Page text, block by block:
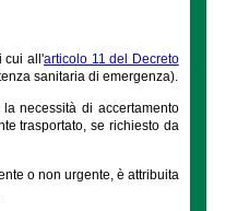
cui all'articolo 11 del Decreto
sanitaria di emergenza).
necessità di accertamento
trasportato, se richiesto da
o non urgente, è attribuita